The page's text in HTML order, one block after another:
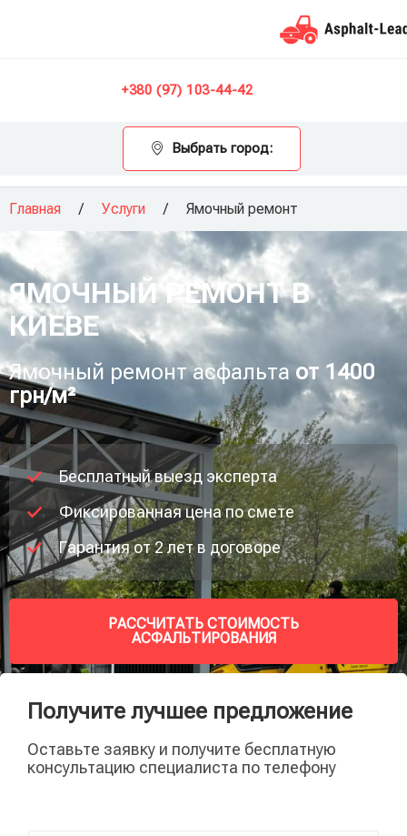
+380 (97) 103-44-42
Выбрать город:
Главная / Услуги / Ямочный ремонт
ЯМОЧНЫЙ РЕМОНТ В
КИЕВЕ
Ямочный ремонт асфальта от 1400
грн/м²
Бесплатный выезд эксперта
Фиксированная цена по смете
Гарантия от 2 лет в договоре
РАССЧИТАТЬ СТОИМОСТЬ
АСФАЛЬТИРОВАНИЯ
Получите лучшее предложение
Оставьте заявку и получите бесплатную
консультацию специалиста по телефону